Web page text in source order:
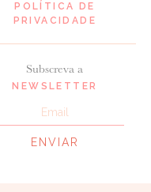
Subscreva a
NEWSLETTER
POLÍTICA DE
PRIVACIDADE